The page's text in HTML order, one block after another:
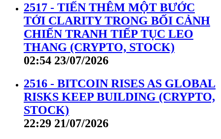
2517 - TIẾN THÊM MỘT BƯỚC
TỚI CLARITY TRONG BỐI CẢNH
CHIẾN TRANH TIẾP TỤC LEO
THANG (CRYPTO, STOCK)
02:54 23/07/2026
2516 - BITCOIN RISES AS GLOBAL
RISKS KEEP BUILDING (CRYPTO,
STOCK)
22:29 21/07/2026